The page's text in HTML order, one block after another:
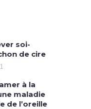
soi-
de cire
à la
maladie
de l’oreille